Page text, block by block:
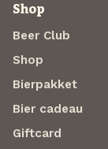
Shop
Beer Club
Shop
Bierpakket
Bier cadeau
Giftcard